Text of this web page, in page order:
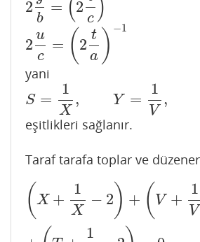
2
b
= (2
c )
2yb =(2 vc )−1
2
u
c
= ( 2
t
a ) −1
2uc =(2 a −1
yani
S =
1
X
, Y =
1
V
,
S= 1X Y=1V
T
eşitlikleri sağlanır.
Taraf tarafa toplar ve
( X +
1
X
− 2 ) + ( V +
1
V
1
X+ 2 )+ 1V−2 T+